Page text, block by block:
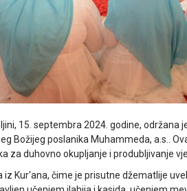
15. septembra 2024. godine, održana
Božijeg poslanika Muhammeda, a.s..
za duhovno okupljanje i produbljivanje
Kur'ana, čime je prisutne džematlije